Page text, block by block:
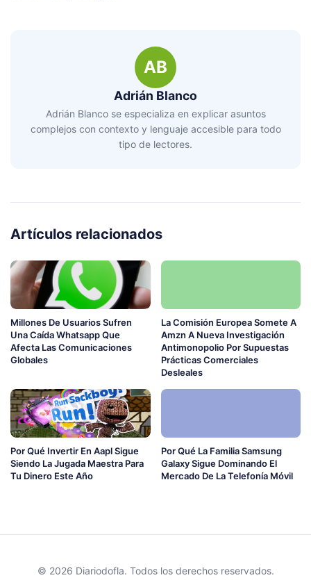
AB
Adrián Blanco
Adrián Blanco se especializa en explicar asuntos
complejos con contexto y lenguaje accesible para todo
tipo de lectores.
Artículos relacionados
Millones De Usuarios Sufren
Una Caída Whatsapp Que
Afecta Las Comunicaciones
Globales
La Comisión Europea Somete A
Amzn A Nueva Investigación
Antimonopolio Por Supuestas
Prácticas Comerciales
Desleales
Por Qué Invertir En Aapl Sigue
Siendo La Jugada Maestra Para
Tu Dinero Este Año
Por Qué La Familia Samsung
Galaxy Sigue Dominando El
Mercado De La Telefonía Móvil
© 2026 Diariodofla. Todos los derechos reservados.